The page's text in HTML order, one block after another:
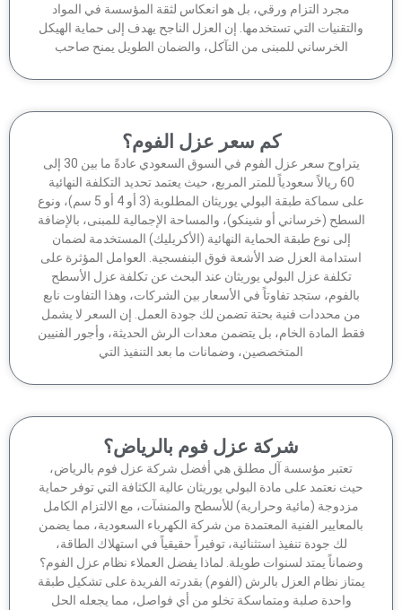
مجرد التزام ورقي، بل هو انعكاس لثقة المؤسسة في المواد
التي تستخدمها. إن العزل الناجح يهدف إلى حماية الهيكل
الخرساني للمبنى من التآكل، والضمان الطويل يمنح صاحب
كم سعر عزل الفوم؟
يتراوح سعر عزل الفوم في السوق السعودي عادةً ما بين 30 إلى
60 ريالاً سعودياً للمتر المربع، حيث يعتمد تحديد التكلفة النهائية
على سماكة طبقة البولي يوريثان المطلوبة (3 أو 4 أو 5 سم)، ونوع
(خرساني أو شينكو)، والمساحة الإجمالية للمبنى، بالإضافة
إلى نوع طبقة الحماية النهائية (الأكريليك) المستخدمة لضمان
العزل ضد الأشعة فوق البنفسجية. العوامل المؤثرة على
تكلفة عزل البولي يوريثان عند البحث عن تكلفة عزل الأسطح
ستجد تفاوتاً في الأسعار بين الشركات، وهذا التفاوت نابع
محددات فنية بحتة تضمن لك جودة العمل. إن السعر لا يشمل
المادة الخام، بل يتضمن معدات الرش الحديثة، وأجور الفنيين
المتخصصين، وضمانات ما بعد التنفيذ التي
شركة عزل فوم بالرياض؟
تعتبر مؤسسة آل مطلق هي أفضل شركة عزل فوم بالرياض،
نعتمد على مادة البولي يوريثان عالية الكثافة التي توفر حماية
(مائية وحرارية) للأسطح والمنشآت، مع الالتزام الكامل
الفنية المعتمدة من شركة الكهرباء السعودية، مما يضمن
لك جودة تنفيذ استثنائية، توفيراً حقيقياً في استهلاك الطاقة،
يمتد لسنوات طويلة. لماذا يفضل العملاء نظام عزل الفوم؟
نظام العزل بالرش (الفوم) بقدرته الفريدة على تشكيل طبقة
واحدة صلبة ومتماسكة تخلو من أي فواصل، مما يجعله الحل